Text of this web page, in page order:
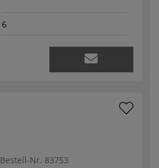
6
Bestell-Nr. 83753